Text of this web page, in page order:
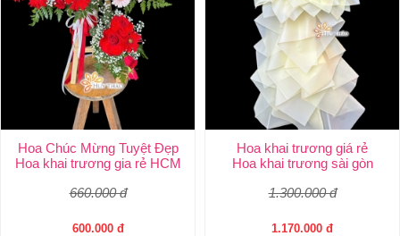
Hoa Chúc Mừng Tuyệt Đẹp
Hoa khai trương gia rẻ HCM
660.000 đ
600.000 đ
Hoa khai trương giá rẻ
Hoa khai trương sài gòn
1.300.000 đ
1.170.000 đ